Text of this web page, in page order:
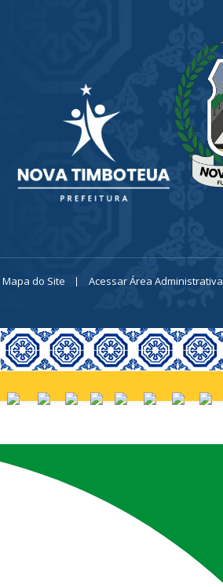
Mapa do Site Acessar Área Administrativa